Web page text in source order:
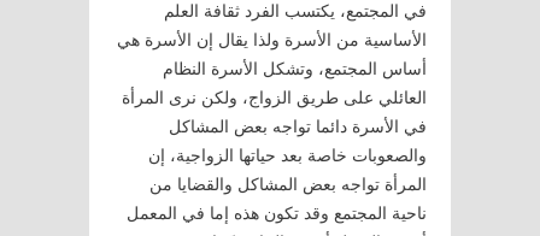
في المجتمع، يكتسب الفرد ثقافة العلم
الأساسية من الأسرة ولذا يقال إن الأسرة هي
أساس المجتمع، وتشكل الأسرة النظام
العائلي على طريق الزواج، ولكن نرى المرأة
في الأسرة دائما تواجه بعض المشاكل
والصعوبات خاصة بعد حياتها الزواجية، إن
المرأة تواجه بعض المشاكل والقضايا من
ناحية المجتمع وقد تكون هذه إما في المعمل